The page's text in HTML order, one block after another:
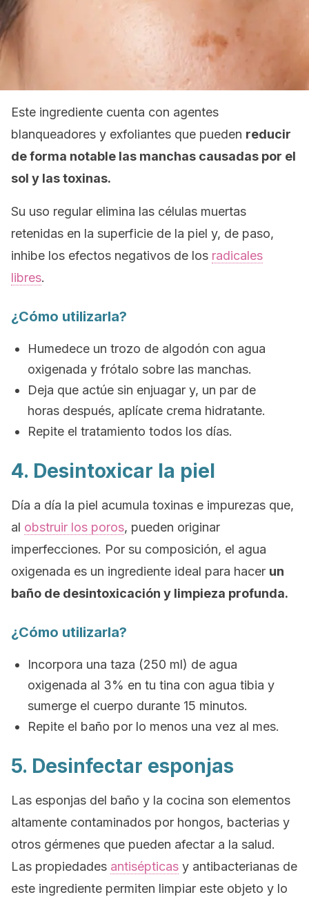
Este ingrediente cuenta con agentes
blanqueadores y exfoliantes que pueden reducir
de forma notable las manchas causadas por el
sol y las toxinas.
Su uso regular elimina las células muertas
retenidas en la superficie de la piel y, de paso,
inhibe los efectos negativos de los radicales
libres.
¿Cómo utilizarla?
Humedece un trozo de algodón con agua
oxigenada y frótalo sobre las manchas.
Deja que actúe sin enjuagar y, un par de
horas después, aplícate crema hidratante.
Repite el tratamiento todos los días.
4. Desintoxicar la piel
Día a día la piel acumula toxinas e impurezas que,
al obstruir los poros, pueden originar
imperfecciones. Por su composición, el agua
oxigenada es un ingrediente ideal para hacer un
baño de desintoxicación y limpieza profunda.
¿Cómo utilizarla?
Incorpora una taza (250 ml) de agua
oxigenada al 3% en tu tina con agua tibia y
sumerge el cuerpo durante 15 minutos.
Repite el baño por lo menos una vez al mes.
5. Desinfectar esponjas
Las esponjas del baño y la cocina son elementos
altamente contaminados por hongos, bacterias y
otros gérmenes que pueden afectar a la salud.
Las propiedades antisépticas y antibacterianas de
este ingrediente permiten limpiar este objeto y lo